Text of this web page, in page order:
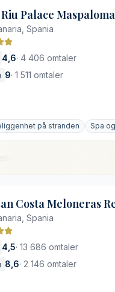
Palace
Spania
4,6· 4 406 omtaler
9· 1 511 omtaler
på stranden Spa
Costa Meloneras
Spania
4,5· 13 686 omtaler
8,6· 2 146 omtaler